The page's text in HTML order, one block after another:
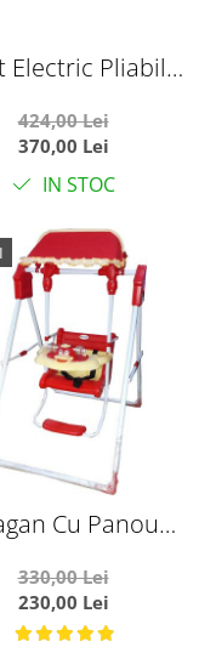
Electric Pliabil
Negru
424,00 Lei
370,00 Lei
IN STOC
Cu Panou
Ratusca rosu
330,00 Lei
230,00 Lei